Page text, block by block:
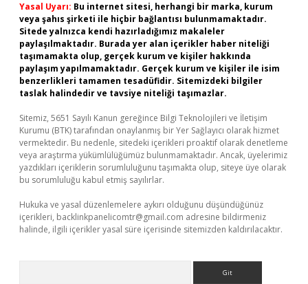
Yasal Uyarı: Bu internet sitesi, herhangi bir marka, kurum
veya şahıs şirketi ile hiçbir bağlantısı bulunmamaktadır.
Sitede yalnızca kendi hazırladığımız makaleler
paylaşılmaktadır. Burada yer alan içerikler haber niteliği
taşımamakta olup, gerçek kurum ve kişiler hakkında
paylaşım yapılmamaktadır. Gerçek kurum ve kişiler ile isim
benzerlikleri tamamen tesadüfidir. Sitemizdeki bilgiler
taslak halindedir ve tavsiye niteliği taşımazlar.
Sitemiz, 5651 Sayılı Kanun gereğince Bilgi Teknolojileri ve İletişim
Kurumu (BTK) tarafından onaylanmış bir Yer Sağlayıcı olarak hizmet
vermektedir. Bu nedenle, sitedeki içerikleri proaktif olarak denetleme
veya araştırma yükümlülüğümüz bulunmamaktadır. Ancak, üyelerimiz
yazdıkları içeriklerin sorumluluğunu taşımakta olup, siteye üye olarak
bu sorumluluğu kabul etmiş sayılırlar.
Hukuka ve yasal düzenlemelere aykırı olduğunu düşündüğünüz
içerikleri, backlinkpanelicomtr@gmail.com adresine bildirmeniz
halinde, ilgili içerikler yasal süre içerisinde sitemizden kaldırılacaktır.